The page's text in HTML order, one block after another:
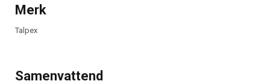
Merk
Talpex
Samenvattend